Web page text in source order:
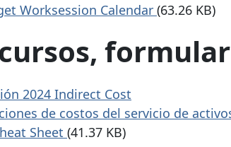
Worksession Calendar (63.26 KB)
2024 Indirect Cost
de costos del servicio de
Sheet (41.37 KB)